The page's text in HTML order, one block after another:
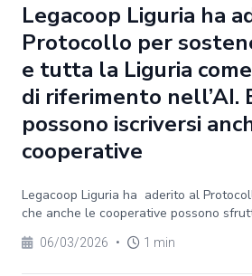
Legacoop Liguria ha
Protocollo per
e tutta la Liguria
di riferimento nell’AI.
possono iscriversi
cooperative
Legacoop Liguria ha aderito al
che anche le cooperative possono
06/03/2026 • 1 min